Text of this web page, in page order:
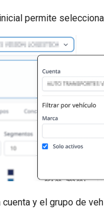
permite
cuenta y el grupo de